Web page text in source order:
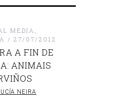
MEDIA,
27/07/2012
A FIN DE
ANIMAIS
NEIRA